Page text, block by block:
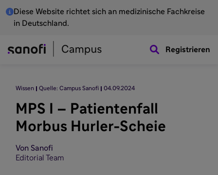
Diese Website richtet sich an medizinische Fachkreise
in Deutschland.
Registrieren
Wissen Quelle: Campus Sanofi 04.09.2024
MPS I – Patientenfall
Morbus Hurler-Scheie
Von Sanofi
Editorial Team